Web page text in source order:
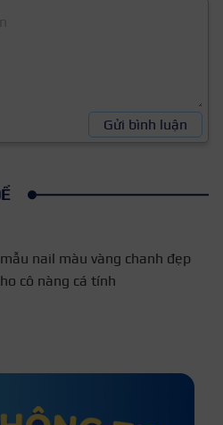
Gửi bình luận
nail màu vàng chanh đẹp
cô nàng cá tính